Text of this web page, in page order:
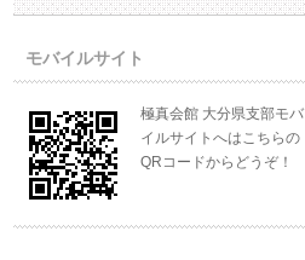
モバイルサイト
極真会館 大分県支部モバ
イルサイトへはこちらの
QRコードからどうぞ！